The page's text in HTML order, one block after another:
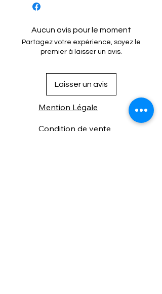
Aucun avis pour le moment
Partagez votre expérience, soyez le
premier à laisser un avis.
Laisser un avis
Mention Légale
Condition de vente